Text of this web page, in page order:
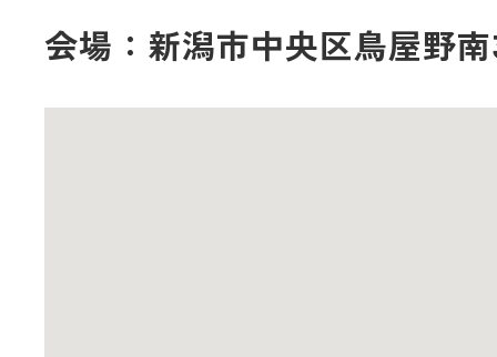
会場：新潟市中央区鳥屋野